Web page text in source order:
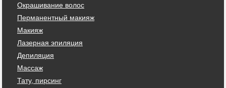
Окрашивание волос
Перманентный макияж
Макияж
Лазерная эпиляция
Депиляция
Массаж
Тату, пирсинг